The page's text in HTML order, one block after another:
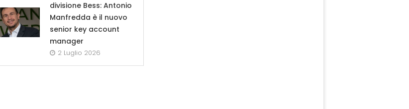
divisione Bess: Antonio
Manfredda è il nuovo
senior key account
manager
2 Luglio 2026